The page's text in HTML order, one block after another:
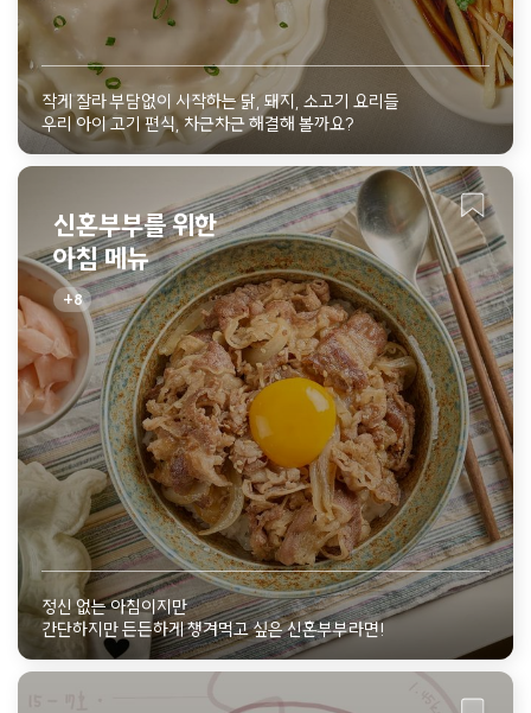
작게 잘라 부담없이 시작하는 닭, 돼지, 소고기 요리들
우리 아이 고기 편식, 차근차근 해결해 볼까요?
신혼부부를 위한
아침 메뉴
8
정신 없는 아침이지만
간단하지만 든든하게 챙겨먹고 싶은 신혼부부라면!